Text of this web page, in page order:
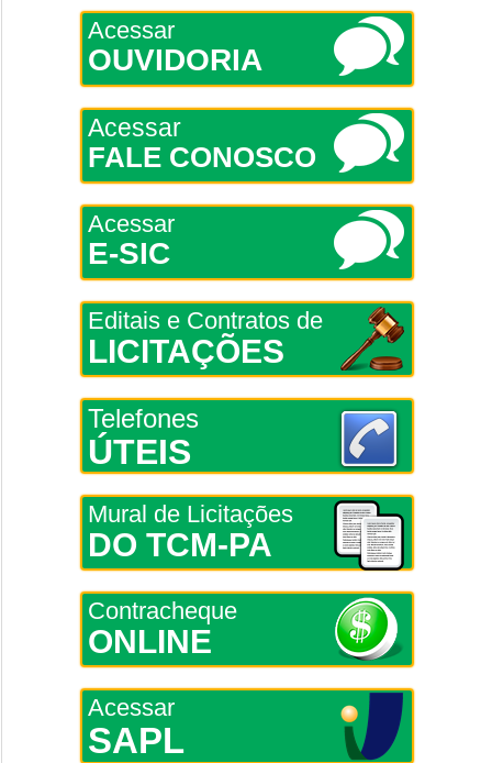
Acessar
OUVIDORIA
Acessar
FALE CONOSCO
Acessar
E-SIC
Editais e Contratos de
LICITAÇÕES
Telefones
ÚTEIS
Mural de Licitações
DO TCM-PA
Contracheque
ONLINE
Acessar
SAPL